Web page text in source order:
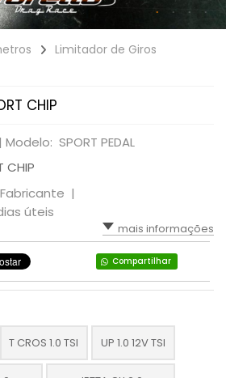
Limitador de Giros
CHIP
Modelo: SPORT PEDAL
CHIP
|
úteis
mais informações
Compartilhar
T CROS 1.0 TSI UP 1.0 12V TSI